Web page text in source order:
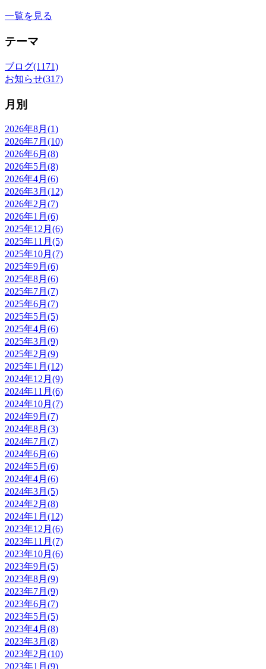
一覧を見る
テーマ
ブログ(1171)
お知らせ(317)
月別
2026年8月(1)
2026年7月(10)
2026年6月(8)
2026年5月(8)
2026年4月(6)
2026年3月(12)
2026年2月(7)
2026年1月(6)
2025年12月(6)
2025年11月(5)
2025年10月(7)
2025年9月(6)
2025年8月(6)
2025年7月(7)
2025年6月(7)
2025年5月(5)
2025年4月(6)
2025年3月(9)
2025年2月(9)
2025年1月(12)
2024年12月(9)
2024年11月(6)
2024年10月(7)
2024年9月(7)
2024年8月(3)
2024年7月(7)
2024年6月(6)
2024年5月(6)
2024年4月(6)
2024年3月(5)
2024年2月(8)
2024年1月(12)
2023年12月(6)
2023年11月(7)
2023年10月(6)
2023年9月(5)
2023年8月(9)
2023年7月(9)
2023年6月(7)
2023年5月(5)
2023年4月(8)
2023年3月(8)
2023年2月(10)
2023年1月(9)